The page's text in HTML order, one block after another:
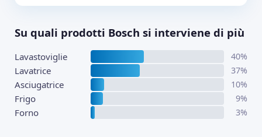
Su quali prodotti Bosch si interviene di più
Lavastoviglie 40%
Lavatrice 37%
Asciugatrice 10%
Frigo 9%
Forno 3%